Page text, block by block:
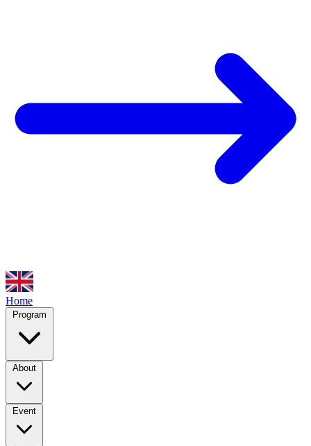
Home
Program
About
Event